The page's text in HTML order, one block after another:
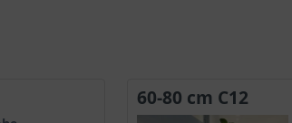
60-80 cm C12